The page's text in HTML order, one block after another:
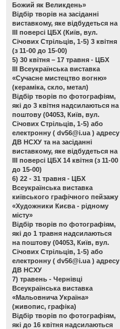
Божий як Великдень»
Відбір творів на засіданні
виставкому, яке відбудеться на
ІІІ поверсі ЦБХ (Київ, вул.
Січових Стрільців, 1-5) 3 квітня
(з 11-00 до 15-00)
5) 30 квітня – 17 травня - ЦБХ
ІІІ Всеукраїнська виставка
«Сучасне мистецтво вогню»
(кераміка, скло, метал)
Відбір творів по фотографіям,
які до 3 квітня надсилаються на
поштову (04053, Київ, вул.
Січових Стрільців, 1-5) або
електронну ( dv56@i.ua ) адресу
ДВ НСХУ та на засіданні
виставкому, яке відбудеться на
ІІІ поверсі ЦБХ 14 квітня (з 11-00
до 15-00)
6) 22 - 31 травня - ЦБХ
Всеукраїнська виставка
київського графічного пейзажу
«Художники Києва - рідному
місту»
Відбір творів по фотографіям,
які до 1 травня надсилаються
на поштову (04053, Київ, вул.
Січових Стрільців, 1-5) або
електронну ( dv56@i.ua ) адресу
ДВ НСХУ
7) травень - Чернівці
Всеукраїнська виставка
«Мальовнича Україна»
(живопис, графіка)
Відбір творів по фотографіям,
які до 16 квітня надсилаються